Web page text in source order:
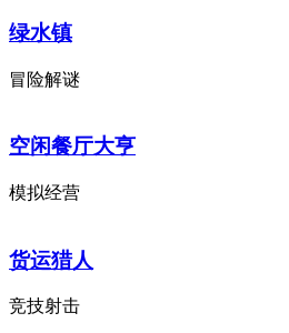
绿水镇
冒险解谜
空闲餐厅大亨
模拟经营
货运猎人
竞技射击